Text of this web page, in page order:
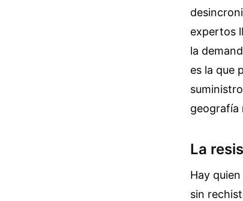
expertos
la
es la que
geografía
La
Hay
sin